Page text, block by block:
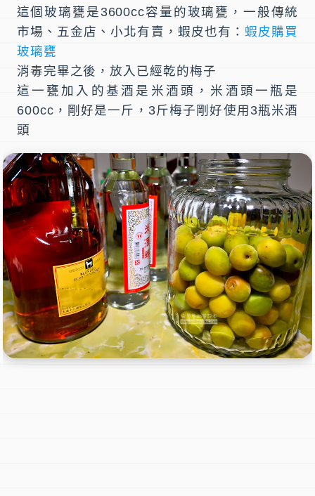
這個玻璃甕是3600cc容量的玻璃甕，一般傳統
市場、五金店、小北有賣，蝦皮也有： 蝦皮購買
玻璃甕
消毒完畢之後，放入已經乾的梅子
這一甕加入的基酒是米酒頭，米酒頭一瓶是
600cc，剛好是一斤，3斤梅子剛好使用3瓶米酒
頭